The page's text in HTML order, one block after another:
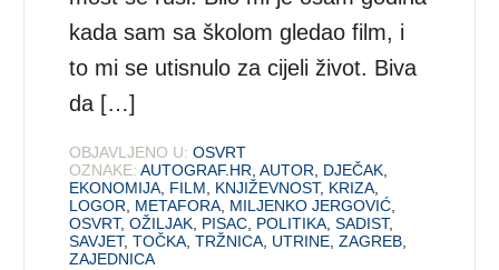
kada sam sa školom gledao film, i
to mi se utisnulo za cijeli život. Biva
da […]
OBJAVLJENO U: OSVRT
OZNAKE: AUTOGRAF.HR ,AUTOR DJEČAK
EKONOMIJA FILM KNJIŽEVNOST, KRIZA
LOGOR
METAFORA MILJENKO JERGOVIĆ
OSVRT,OŽILJAK PISAC POLITIKA ,SADIST,
SAVJET,TOČKA ,TRŽNICA UTRINE ,ZAGREB
ZAJEDNICA